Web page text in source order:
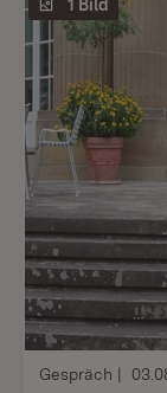
1 Bild
Gespräch